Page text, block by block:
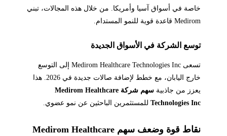
خاصة في أسواق آسيا وأمريكا. من خلال هذه المجالات، تبني
Medirom قاعدة قوية للنمو المستدام.
توسع الشركة في الأسواق الجديدة
تسعى Medirom Healthcare Technologies Inc إلى التوسع
خارج اليابان، مع خطط لإضافة صالات جديدة في 2026. هذا
يعزز من جاذبية
سهم شركة Medirom Healthcare
Technologies Incللمستثمرين الباحثين عن نمو عضوي.
نقاط قوة وضعف سهم Medirom Healthcare